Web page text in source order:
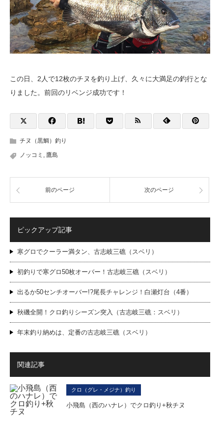
この日、2人で12枚のチヌを釣り上げ、久々に大満足の釣行とな
りました。前回のリベンジ成功です！
チヌ（黒鯛）釣り
ノッコミ 鷹島
前のページ 次のページ
ピックアップ記事
寒グロでクーラー満タン、古志岐三礁（スベリ）
初釣りで寒グロ50枚オーバー！古志岐三礁（スベリ）
出るか50センチオーバー!?尾長チャレンジ！白瀬灯台（4番）
秋磯全開！クロ釣りシーズン突入（古志岐三礁：スベリ）
年末釣り納めは、定番の古志岐三礁（スベリ）
関連記事
クロ（グレ・メジナ）釣り
小飛島（西のハナレ）でクロ釣り+秋チヌ